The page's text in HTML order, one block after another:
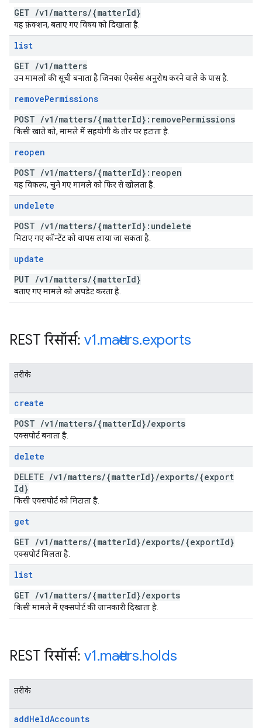
GET /v1 /matters/{matterId}
यह फ़ंक्शन, बताए गए विषय को दिखाता है.
list
GET /v1 /matters
उन मामलों की सूची बनाता है जिनका ऐक्सेस अनुरोध करने वाले के पास है.
removePermissions
POST /v1 /matters/{matterId}:removePermissions
किसी खाते को, मामले में सहयोगी के तौर पर हटाता है.
reopen
POST /v1 /matters/{matterId}:reopen
यह विकल्प, चुने गए मामले को फिर से खोलता है.
undelete
POST /v1 /matters/{matterId}:undelete
मिटाए गए कॉन्टेंट को वापस लाया जा सकता है.
update
PUT /v1 /matters/{matterId}
बताए गए मामले को अपडेट करता है.
REST रिसॉर्स: v1.matters.exports
तरीके
create
POST /v1 /matters/{matterId}/exports
एक्सपोर्ट बनाता है.
delete
DELETE /v1 /matters/{matterId}/exports/{export
Id}
किसी एक्सपोर्ट को मिटाता है.
get
GET /v1 /matters/{matterId}/exports/{exportId}
एक्सपोर्ट मिलता है.
list
GET /v1 /matters/{matterId}/exports
किसी मामले में एक्सपोर्ट की जानकारी दिखाता है.
REST रिसॉर्स: v1.matters.holds
तरीके
addHeldAccounts